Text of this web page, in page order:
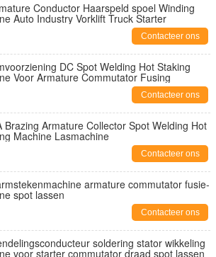
Conductor Haarspeld spoel Winding
Auto Industry Vorklift Truck Starter
Contacteer ons
DC Spot Welding Hot Staking
Voor Armature Commutator Fusing
Contacteer ons
Brazing Armature Collector Spot Welding Hot
Machine Lasmachine
Contacteer ons
armature commutator fusie-
spot lassen
Contacteer ons
soldering stator wikkeling
voor starter commutator draad spot lassen